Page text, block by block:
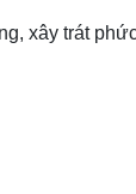
xây trát